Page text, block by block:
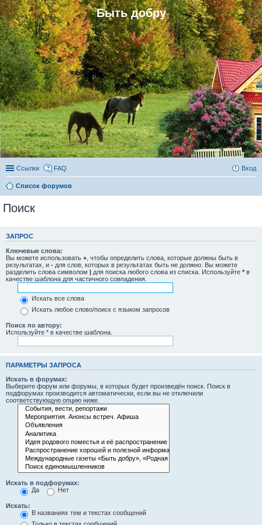
Быть добру
Ссылки FAQ Вход
Список форумов
Поиск
ЗАПРОС
Ключевые слова:
Вы можете использовать + , чтобы определить слова, которые должны быть в
результатах, и - для слов, которых в результатах быть не должно. Вы можете
разделить слова символом | для поиска любого слова из списка. Используйте * в
качестве шаблона для частичного совпадения.
Искать все слова
Искать любое слово/поиск с языком запросов
Поиск по автору:
Используйте * в качестве шаблона.
ПАРАМЕТРЫ ЗАПРОСА
Искать в форумах:
Выберите форум или форумы, в которых будет произведён поиск. Поиск в
подфорумах производится автоматически, если вы не отключили
соответствующую опцию ниже.
Искать в подфорумах:
Да
Нет
Искать:
В названиях тем и текстах сообщений